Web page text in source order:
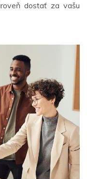
dostať za vašu